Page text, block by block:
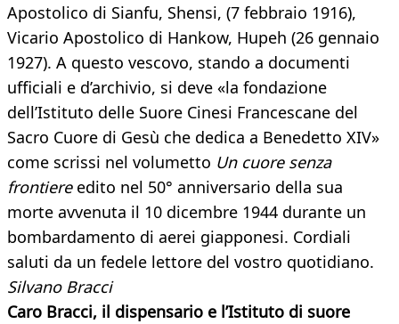
Apostolico di Sianfu, Shensi, (7 febbraio 1916),
Vicario Apostolico di Hankow, Hupeh (26 gennaio
1927). A questo vescovo, stando a documenti
ufficiali e d’archivio, si deve «la fondazione
dell’Istituto delle Suore Cinesi Francescane del
Sacro Cuore di Gesù che dedica a Benedetto XIV»
come scrissi nel volumetto Un cuore senza
frontiereedito nel 50° anniversario della sua
morte avvenuta il 10 dicembre 1944 durante un
bombardamento di aerei giapponesi. Cordiali
saluti da un fedele lettore del vostro quotidiano.
Silvano Bracci
Caro Bracci, il dispensario e l’Istituto di suore